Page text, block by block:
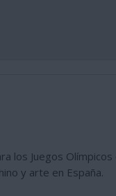
los Juegos
y arte en España.